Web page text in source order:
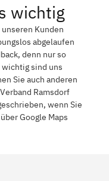
wichtig
Kunden
abgelaufen
denn nur so
sind uns
Sie auch anderen
Ramsdorf
wenn Sie
Google Maps